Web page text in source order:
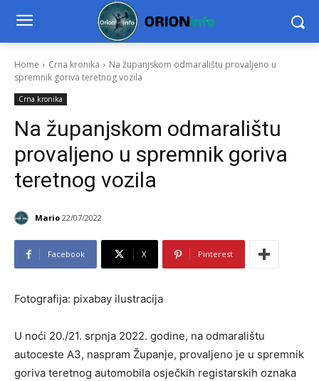
Home Crna kronika
Na županjskom odmaralištu provaljeno u
spremnik goriva teretnog vozila
Crna kronika
Na županjskom odmaralištu
provaljeno u spremnik goriva
teretnog vozila
Mario 22/07/2022
Facebook X Pinterest
Fotografija: pixabay ilustracija
U noći 20./21. srpnja 2022. godine, na odmaralištu
autoceste A3, naspram Županje, provaljeno je u spremnik
goriva teretnog automobila osječkih registarskih oznaka